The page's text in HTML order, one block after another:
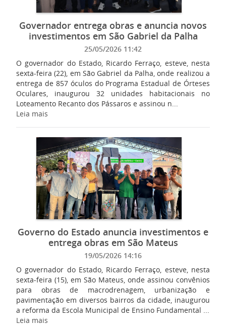
Governador entrega obras e anuncia novos
investimentos em São Gabriel da Palha
25/05/2026 11:42
O governador do Estado, Ricardo Ferraço, esteve, nesta
sexta-feira (22), em São Gabriel da Palha, onde realizou a
entrega de 857 óculos do Programa Estadual de Órteses
Oculares, inaugurou 32 unidades habitacionais no
Loteamento Recanto dos Pássaros e assinou n...
Leia mais
Governo do Estado anuncia investimentos e
entrega obras em São Mateus
19/05/2026 14:16
O governador do Estado, Ricardo Ferraço, esteve, nesta
sexta-feira (15), em São Mateus, onde assinou convênios
para obras de macrodrenagem, urbanização e
pavimentação em diversos bairros da cidade, inaugurou
a reforma da Escola Municipal de Ensino Fundamental ...
Leia mais